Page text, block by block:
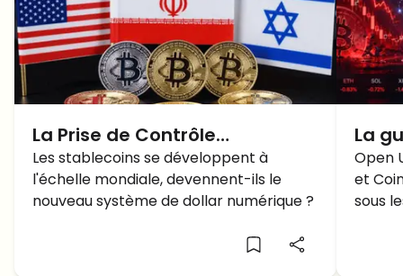
La Prise de Contrôle
Silencieuse : Comment les
Stablecoins Deveniennent le
Nouveau Dollar Mondial
Les stablecoins se développent à
l'échelle mondiale, devennent-ils le
nouveau système de dollar numérique ?
La
et
Open
et
sous